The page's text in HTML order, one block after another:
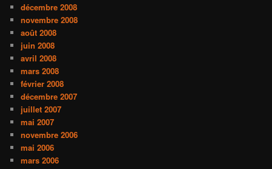
décembre 2008
novembre 2008
août 2008
juin 2008
avril 2008
mars 2008
février 2008
décembre 2007
juillet 2007
mai 2007
novembre 2006
mai 2006
mars 2006